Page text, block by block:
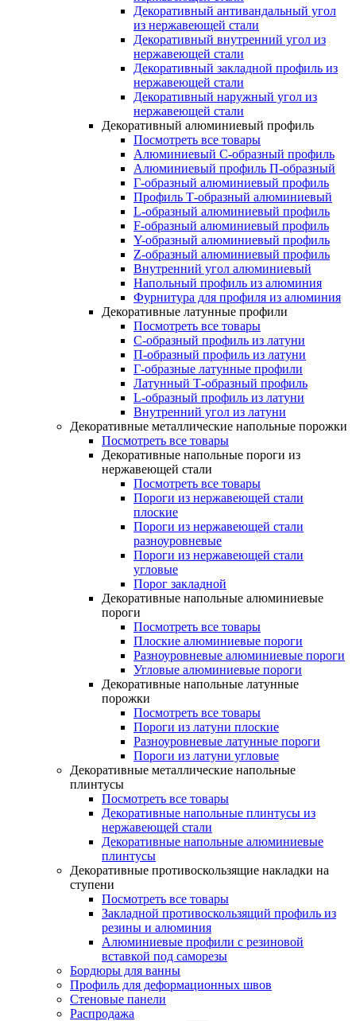
Декоративный антивандальный угол
из нержавеющей стали
Декоративный внутренний угол из
нержавеющей стали
Декоративный закладной профиль из
нержавеющей стали
Декоративный наружный угол из
нержавеющей стали
Декоративный алюминиевый профиль
Посмотреть все товары
Алюминиевый С-образный профиль
Алюминиевый профиль П-образный
Г-образный алюминиевый профиль
Профиль Т-образный алюминиевый
L-образный алюминиевый профиль
F-образный алюминиевый профиль
Y-образный алюминиевый профиль
Z-образный алюминиевый профиль
Внутренний угол алюминиевый
Напольный профиль из алюминия
Фурнитура для профиля из алюминия
Декоративные латунные профили
Посмотреть все товары
C-образный профиль из латуни
П-образный профиль из латуни
Г-образные латунные профили
Латунный Т-образный профиль
L-образный профиль из латуни
Внутренний угол из латуни
Декоративные металлические напольные порожки
Посмотреть все товары
Декоративные напольные пороги из
нержавеющей стали
Посмотреть все товары
Пороги из нержавеющей стали
плоские
Пороги из нержавеющей стали
разноуровневые
Пороги из нержавеющей стали
угловые
Порог закладной
Декоративные напольные алюминиевые
пороги
Посмотреть все товары
Плоские алюминиевые пороги
Разноуровневые алюминиевые пороги
Угловые алюминиевые пороги
Декоративные напольные латунные
порожки
Посмотреть все товары
Пороги из латуни плоские
Разноуровневые латунные пороги
Пороги из латуни угловые
Декоративные металлические напольные
плинтусы
Посмотреть все товары
Декоративные напольные плинтусы из
нержавеющей стали
Декоративные напольные алюминиевые
плинтусы
Декоративные противоскользящие накладки на
ступени
Посмотреть все товары
Закладной противоскользящий профиль из
резины и алюминия
Алюминиевые профили с резиновой
вставкой под саморезы
Бордюры для ванны
Профиль для деформационных швов
Стеновые панели
Распродажа